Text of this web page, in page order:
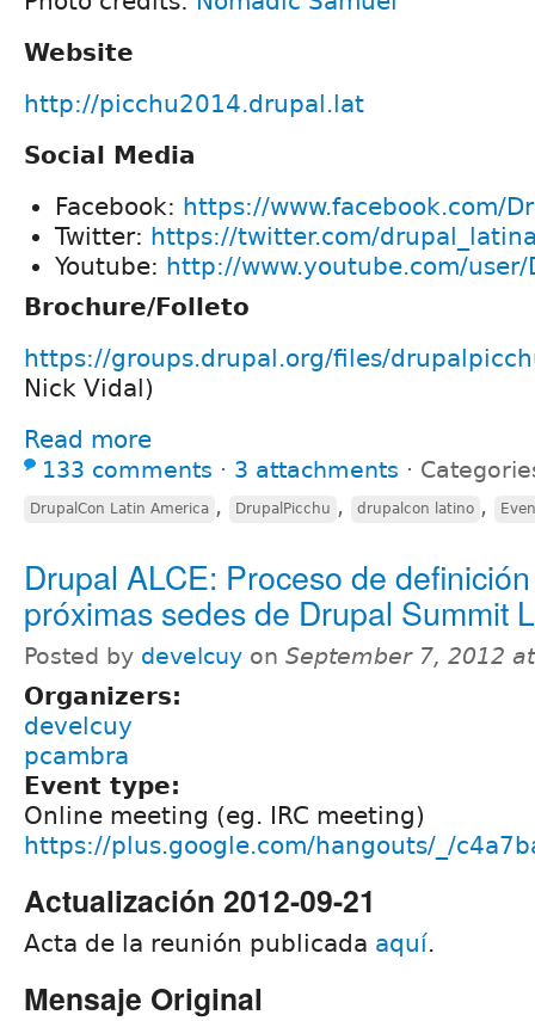
Website
http://picchu2014.drupal.lat
Social Media
Facebook: https://www.facebook.com/
Twitter: https://twitter.com/
Youtube: http://www.youtube.com/user/
Brochure/Folleto
https://groups.drupal.org/files/
Nick Vidal)
Read more
133 comments ⋅ 3 attachments ⋅
DrupalCon Latin America , DrupalPicchu , drupalcon latino ,
Drupal ALCE: Proceso de
próximas sedes de Drupal Summit
Posted by develcuy on September 7, 2012
Organizers:
develcuy
pcambra
Event type:
Online meeting (eg. IRC meeting)
https://plus.google.com/hangouts/_/
Actualización 2012-09-21
Acta de la reunión publicada aquí.
Mensaje Original